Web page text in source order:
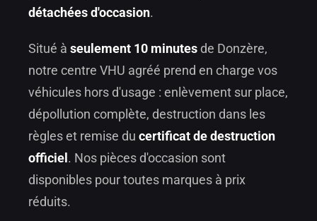
détachées d'occasion.
Situé à seulement 10 minutes de Donzère,
notre centre VHU agréé prend en charge vos
véhicules hors d'usage : enlèvement sur place,
dépollution complète, destruction dans les
règles et remise du certificat de destruction
officiel . Nos pièces d'occasion sont
disponibles pour toutes marques à prix
réduits.